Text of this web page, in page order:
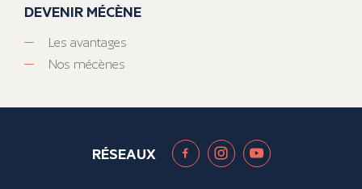
DEVENIR MÉCÈNE
Les avantages
Nos mécènes
RÉSEAUX